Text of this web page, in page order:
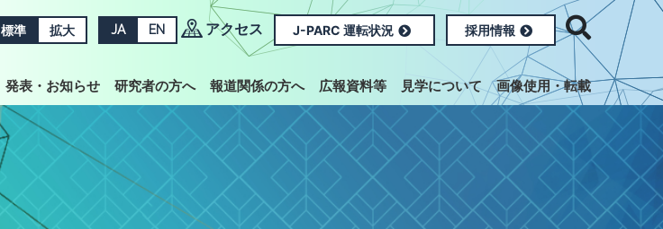
標準 拡大 JA EN アクセス J-PARC 運転状況 採用情報
発表・お知らせ 研究者の方へ 報道関係の方へ 広報資料等 見学について 画像使用・転載